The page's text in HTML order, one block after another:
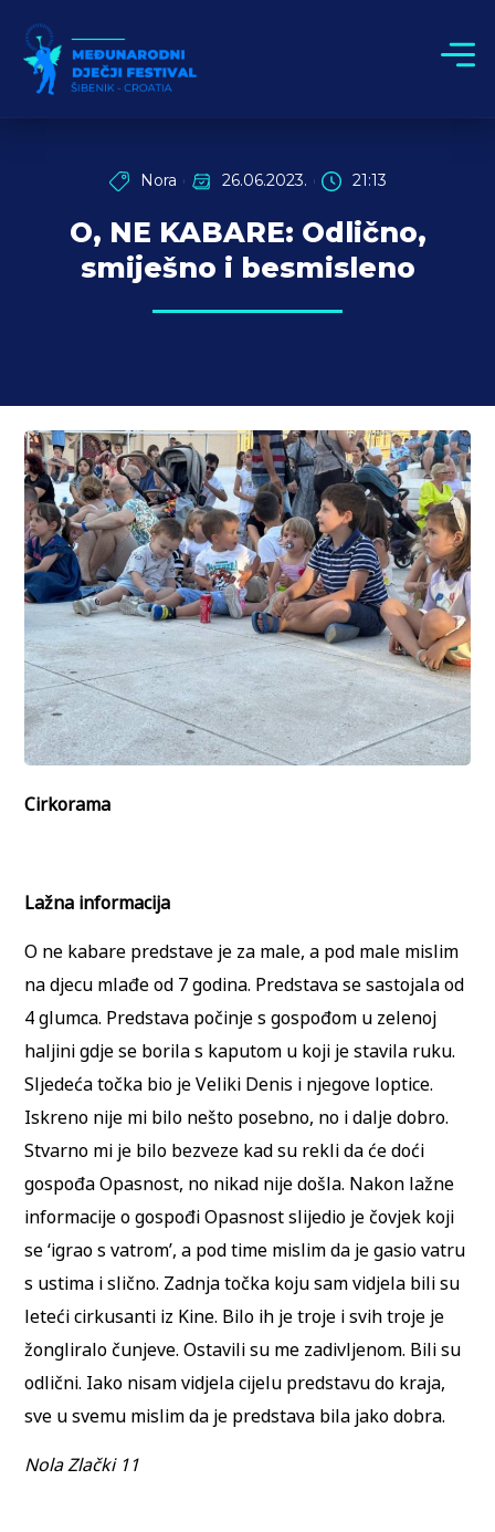
Nora 26.06.2023. 21:13
O, NE KABARE: Odlično,
smiješno i besmisleno
Cirkorama
Lažna informacija
O ne kabare predstave je za male, a pod male mislim
na djecu mlađe od 7 godina. Predstava se sastojala od
4 glumca. Predstava počinje s gospođom u zelenoj
haljini gdje se borila s kaputom u koji je stavila ruku.
Sljedeća točka bio je Veliki Denis i njegove loptice.
Iskreno nije mi bilo nešto posebno, no i dalje dobro.
Stvarno mi je bilo bezveze kad su rekli da će doći
gospođa Opasnost, no nikad nije došla. Nakon lažne
informacije o gospođi Opasnost slijedio je čovjek koji
se ‘igrao s vatrom’, a pod time mislim da je gasio vatru
s ustima i slično. Zadnja točka koju sam vidjela bili su
leteći cirkusanti iz Kine. Bilo ih je troje i svih troje je
žongliralo čunjeve. Ostavili su me zadivljenom. Bili su
odlični. Iako nisam vidjela cijelu predstavu do kraja,
sve u svemu mislim da je predstava bila jako dobra.
Nola Zlački 11